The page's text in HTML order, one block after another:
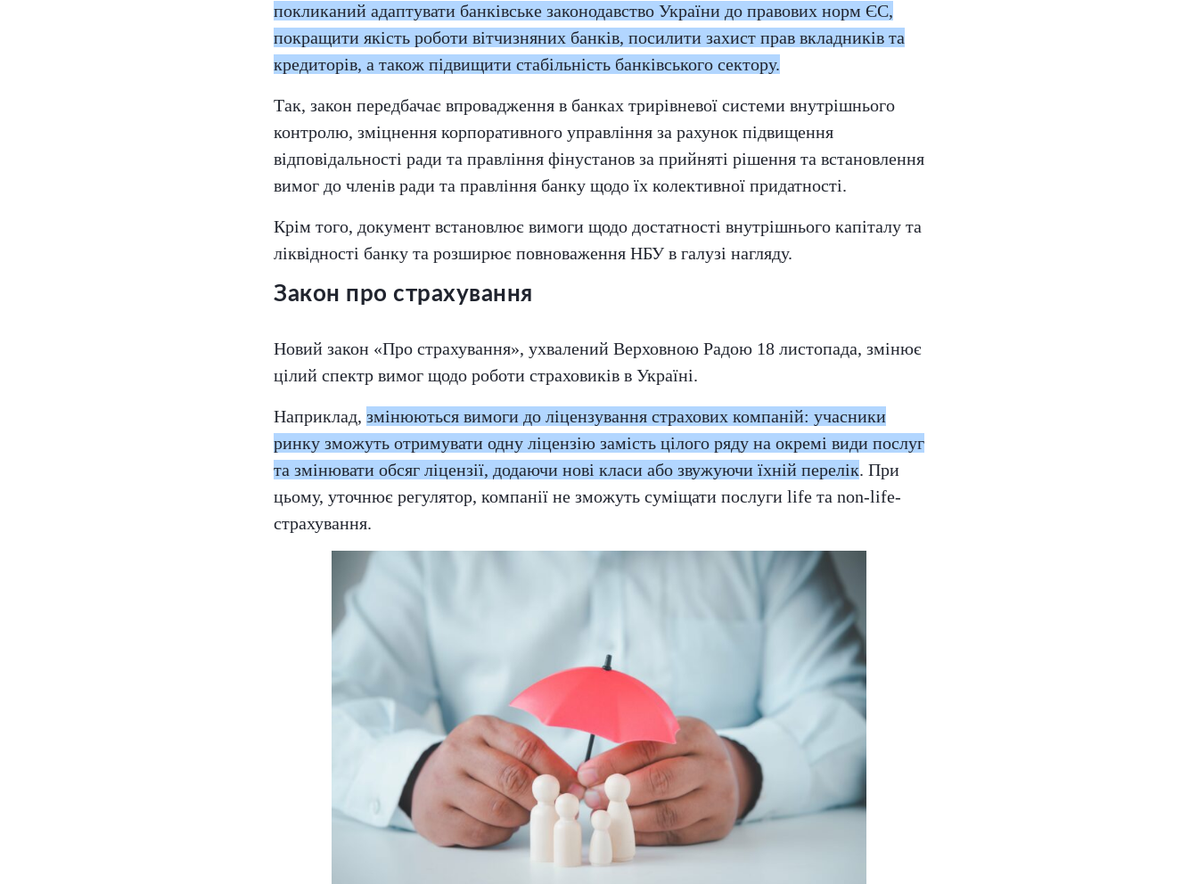
покликаний адаптувати банківське законодавство України до правових норм ЄС,
покращити якість роботи вітчизняних банків, посилити захист прав вкладників та
кредиторів, а також підвищити стабільність банківського сектору.
Так, закон передбачає впровадження в банках трирівневої системи внутрішнього
контролю, зміцнення корпоративного управління за рахунок підвищення
відповідальності ради та правління фінустанов за прийняті рішення та встановлення
вимог до членів ради та правління банку щодо їх колективної придатності.
Крім того, документ встановлює вимоги щодо достатності внутрішнього капіталу та
ліквідності банку та розширює повноваження НБУ в галузі нагляду.
Закон про страхування
Новий закон «Про страхування», ухвалений Верховною Радою 18 листопада, змінює
цілий спектр вимог щодо роботи страховиків в Україні.
Наприклад, змінюються вимоги до ліцензування страхових компаній: учасники
ринку зможуть отримувати одну ліцензію замість цілого ряду на окремі види послуг
та змінювати обсяг ліцензії, додаючи нові класи або звужуючи їхній перелік. При
цьому, уточнює регулятор, компанії не зможуть суміщати послуги life та non-life-
страхування.